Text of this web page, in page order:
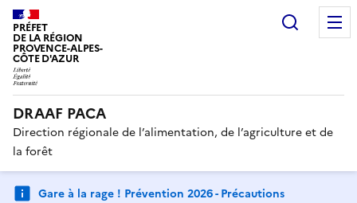
PRÉFET
DE LA RÉGION
PROVENCE-ALPES-
CÔTE D'AZUR
DRAAF PACA
Direction régionale de l’alimentation, de l’agriculture et de
la forêt
Gare à la rage ! Prévention 2026 - Précautions